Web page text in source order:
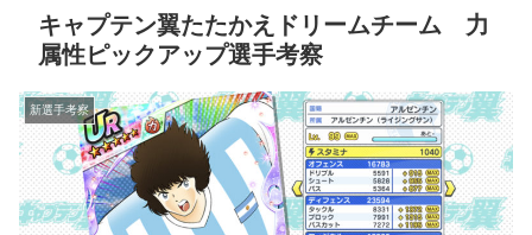
キャプテン翼たたかえドリームチーム 力
属性ピックアップ選手考察
新選手考察